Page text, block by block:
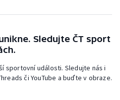
Sledujte ČT sport
sportovní události. Sledujte nás i
či YouTube a buďte v obraze.